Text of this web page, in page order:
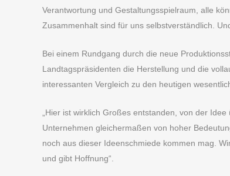
Verantwortung und Gestaltungsspielraum, alle
Zusammenhalt sind für uns selbstverständlich.
Bei einem Rundgang durch die neue
Landtagspräsidenten die Herstellung und die
interessanten Vergleich zu den heutigen
„Hier ist wirklich Großes entstanden, von der
Unternehmen gleichermaßen von hoher
noch aus dieser Ideenschmiede kommen mag.
und gibt Hoffnung“.